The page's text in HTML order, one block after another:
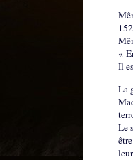
«
Il
La
Le